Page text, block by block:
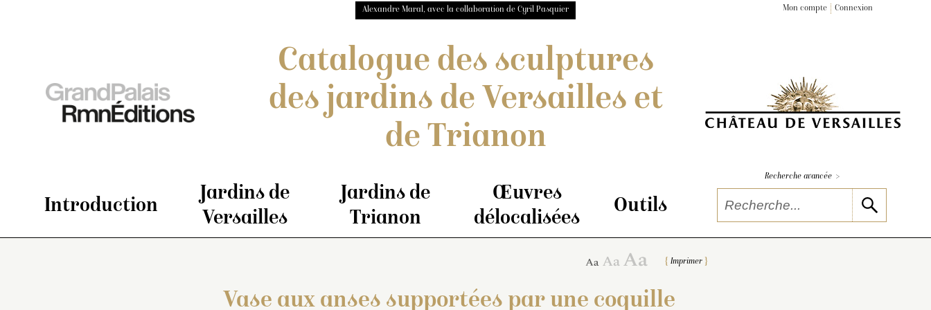
Alexandre Maral, avec la collaboration de Cyril Pasquier Mon compte Connexion
Catalogue des sculptures
des jardins de Versailles et
de Trianon
Introduction
Jardins de
Versailles
Jardins de
Trianon
Œuvres
délocalisées
Outils
Recherche avancée >
Imprimer
Vase aux anses supportées par une coquille